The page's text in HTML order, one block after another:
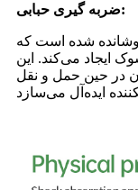
ضربه گیری حبابی:
شده است که
ایجاد می‌کند. این
در حین حمل و نقل